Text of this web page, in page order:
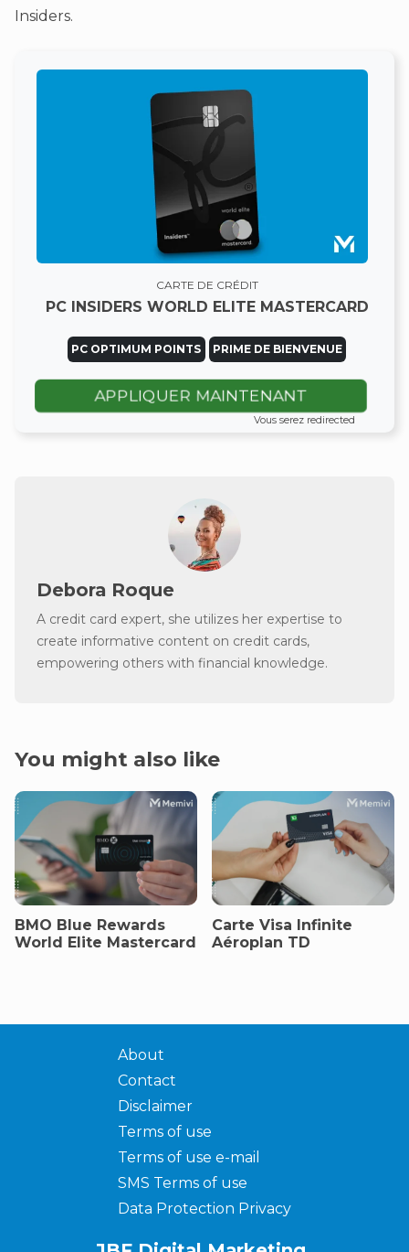
Insiders.
CARTE DE CRÉDIT
PC INSIDERS WORLD ELITE MASTERCARD
PC OPTIMUM POINTS PRIME DE BIENVENUE
APPLIQUER MAINTENANT
Vous serez redirected
Debora Roque
A credit card expert, she utilizes her expertise to
create informative content on credit cards,
empowering others with financial knowledge.
You might also like
BMO Blue Rewards
World Elite Mastercard
Carte Visa Infinite
Aéroplan TD
About
Contact
Disclaimer
Terms of use
Terms of use e-mail
SMS Terms of use
Data Protection Privacy